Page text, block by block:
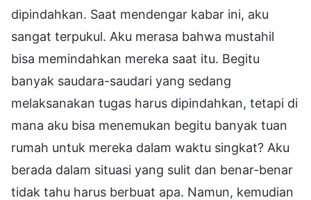
dipindahkan. Saat mendengar kabar ini, aku
sangat terpukul. Aku merasa bahwa mustahil
bisa memindahkan mereka saat itu. Begitu
banyak saudara-saudari yang sedang
melaksanakan tugas harus dipindahkan, tetapi di
mana aku bisa menemukan begitu banyak tuan
rumah untuk mereka dalam waktu singkat? Aku
berada dalam situasi yang sulit dan benar-benar
tidak tahu harus berbuat apa. Namun, kemudian